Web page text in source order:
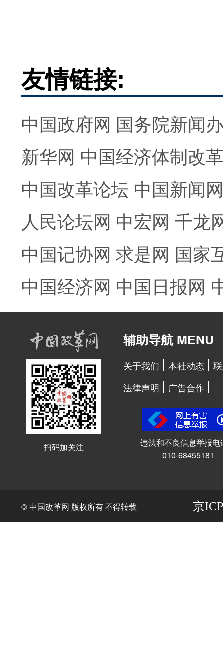
友情链接:
中国政府网 国务院新闻
新华网 中国经济体制改
中国改革论坛 中国新闻网
人民论坛网 中宏网 千龙
中国记协网 求是网 国家
中国经济网 中国日报网
扫码加关注
辅助导航 MENU
关于我们 本社动态
法律声明
广告合作
违法和不良信息举报电
010-68455181
© 中国改革网 版权所有 不得转载 京